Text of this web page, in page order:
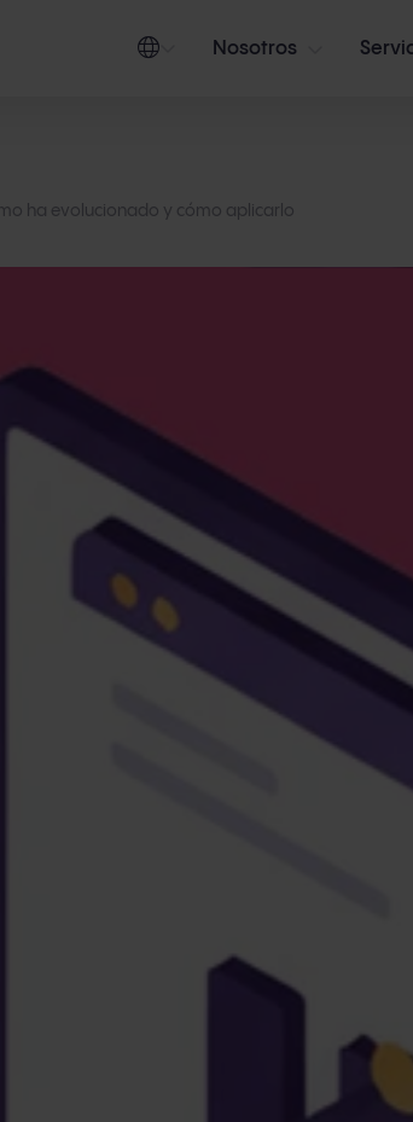
Nosotros
ha evolucionado y cómo aplicarlo